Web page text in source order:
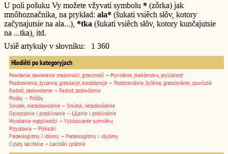
U poli pošuku Vy možete vžyvati symbolu * (zôrka) jak
mnôhoznačnika, na prykład: ala* (šukati vsiêch słôv, kotory
začynajutsie na ala...), *tka (šukati vsiêch słôv, kotory kunčajutsie
na ...tka), itd.
Usiê artykuły v słovniku: 1 360
Hlediêti po kategoryjach
Powitanie, zawieranie znajomości, grzeczność — Pryvitánie, znakômstvo, prylúdnosť
Pozdrowienia, życzenia, gratulacje, kondolencje — Pozdorovlánie, žyčénie, gratulovánie, spuvčutié
Radość, zadowolenie — Radosť, zadovólenie
Prośby — Prôśby
Smutek, niezadowolenie — Smútok, nezadovólenie
Opieprzanie i przeklinanie — Łájanie i proklinánie
Wyrażanie wątpliwości — Vykázuvanie sumniêvu
Przysłowia — Prýkazki
Frazeologizmy i idiomy — Frazeologízmy i idyjómy
Cytaty łacińskie — Łacínśki cytátnik